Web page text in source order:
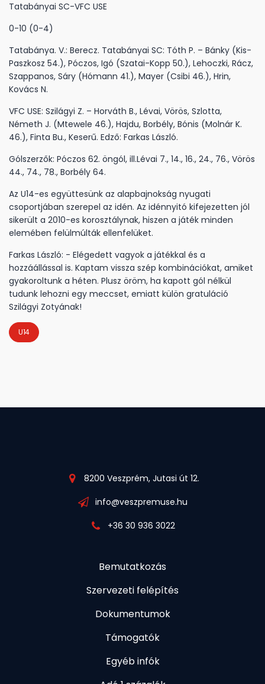
Tatabányai SC-VFC USE
0-10 (0-4)
Tatabánya. V.: Berecz. Tatabányai SC: Tóth P. – Bánky (Kis-
Paszkosz 54.), Póczos, Igó (Szatai-Kopp 50.), Lehoczki, Rácz,
Szappanos, Sáry (Hómann 41.), Mayer (Csibi 46.), Hrin,
Kovács N.
VFC USE: Szilágyi Z. – Horváth B., Lévai, Vörös, Szlotta,
Németh J. (Mtewele 46.), Hajdu, Borbély, Bónis (Molnár K.
46.), Finta Bu., Keserű. Edző: Farkas László.
Gólszerzők: Póczos 62. öngól, ill.Lévai 7., 14., 16., 24., 76., Vörös
44., 74., 78., Borbély 64.
Az U14-es együttesünk az alapbajnokság nyugati
csoportjában szerepel az idén. Az idénnyitó kifejezetten jól
sikerült a 2010-es korosztálynak, hiszen a játék minden
elemében felülmúlták ellenfelüket.
Farkas László: - Elégedett vagyok a játékkal és a
hozzáállással is. Kaptam vissza szép kombinációkat, amiket
gyakoroltunk a héten. Plusz öröm, ha kapott gól nélkül
tudunk lehozni egy meccset, emiatt külön gratuláció
Szilágyi Zotyának!
U14
8200 Veszprém, Jutasi út 12.
info@veszpremuse.hu
+36 30 936 3022
Bemutatkozás
Szervezeti felépítés
Dokumentumok
Támogatók
Egyéb infók